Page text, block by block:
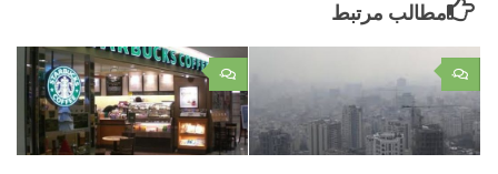
مطالب مرتبط
۰ ۰